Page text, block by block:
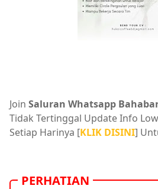
Join Saluran Whatsapp
Tidak Tertinggal Update Info
Setiap Harinya [KLIK DISINI]
PERHATIAN